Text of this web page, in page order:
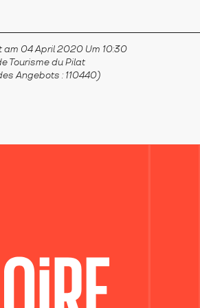
am 04 April 2020 Um 10:30
Tourisme du Pilat
Angebots : 110440)